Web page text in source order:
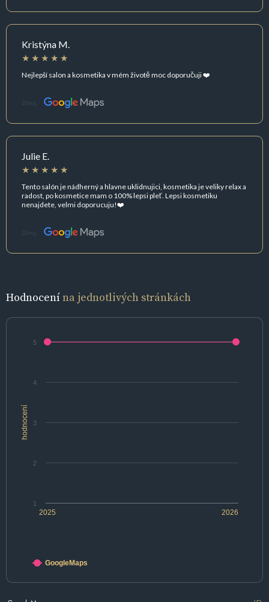
Kristýna M.
Nejlepší salon a kosmetika v mém životě moc doporučuji ❤️
Zdroj:
Julie E.
Tento salón je nádherný a hlavne uklidnujici, kosmetika je veliky relax a
radost, po kosmetice mam o 100% lepsi pleť. Lepsi kosmetiku
nenajdete, velmi doporucuju!❤️
Zdroj:
Hodnocenína jednotlivých stránkách
hodnocení
2025 2026
1
2
3
4
5
GoogleMaps